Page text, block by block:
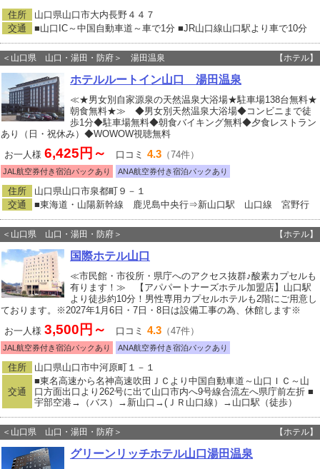
住所
山口県山口市大内長野４４７
交通
■山口IC～中国自動車道～車で1分 ■JR山口線山口駅より車で10分
＜山口県 山口・湯田・防府＞ 湯田温泉 【ホテル】
ホテルルートイン山口 湯田温泉
≪★男女別自家源泉の天然温泉大浴場★駐車場138台無料★
朝食無料★≫ ◆男女別天然温泉大浴場◆コンビニまで徒
歩1分◆駐車場無料◆朝食バイキング無料◆夕食レストラン
あり（日・祝休み）◆WOWOW視聴無料
お一人様 6,425円～ 口コミ 4.3 （74件）
JAL航空券付き宿泊パックあり ANA航空券付き宿泊パックあり
住所
山口県山口市泉都町９－１
交通
■東海道・山陽新幹線 鹿児島中央行⇒新山口駅 山口線 宮野行
＜山口県 山口・湯田・防府＞ 【ホテル】
国際ホテル山口
≪市民館・市役所・県庁へのアクセス抜群♪酸素カプセルも
有ります！≫ 【アパパートナーズホテル加盟店】山口駅
より徒歩約10分！男性専用カプセルホテルも2階にご用意し
ております。※2027年1月6日・7日・8日は設備工事の為、休館します※
お一人様 3,500円～ 口コミ 4.3 （47件）
JAL航空券付き宿泊パックあり ANA航空券付き宿泊パックあり
住所 山口県山口市中河原町１－１
交通
■東名高速から名神高速吹田ＪＣより中国自動車道～山口ＩＣ～山
口方面出口より262号に出て山口市内へ9号線合流左へ県庁前左折 ■
宇部空港→（バス）→新山口→(ＪＲ山口線）→山口駅（徒歩）
＜山口県 山口・湯田・防府＞ 【ホテル】
グリーンリッチホテル山口湯田温泉